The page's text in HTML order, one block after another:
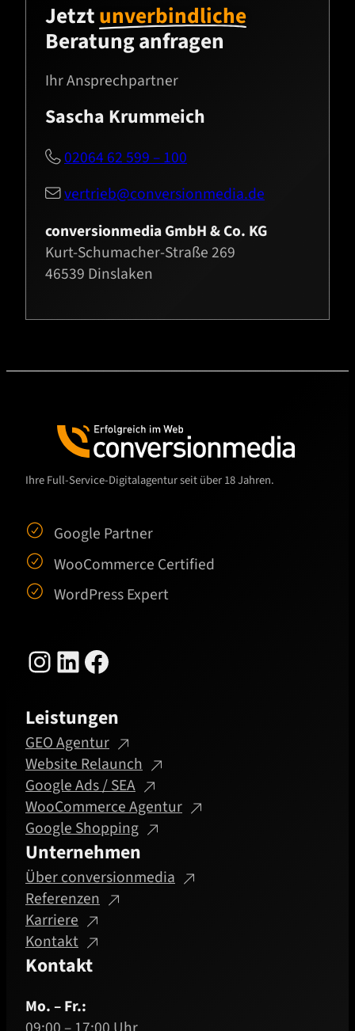
Jetztunverbindliche
Beratung anfragen
Ihr Ansprechpartner
Sascha Krummeich
 02064 62 599 – 100
 vertrieb@conversionmedia.de
conversionmedia GmbH & Co. KG
Kurt-Schumacher-Straße 269
46539 Dinslaken
Ihre Full-Service-Digitalagentur seit über 18 Jahren.
Google Partner
WooCommerce Certified
WordPress Expert
Instagram LinkedIn Facebook
Leistungen
GEO Agentur
Website Relaunch
Google Ads / SEA
WooCommerce Agentur
Google Shopping
Unternehmen
Über conversionmedia
Referenzen
Karriere
Kontakt
Kontakt
Mo. – Fr.: